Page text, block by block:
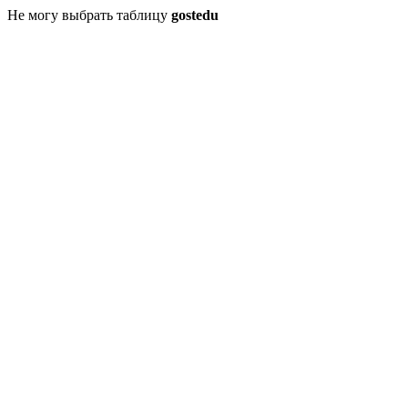
Не могу выбрать таблицу gostedu